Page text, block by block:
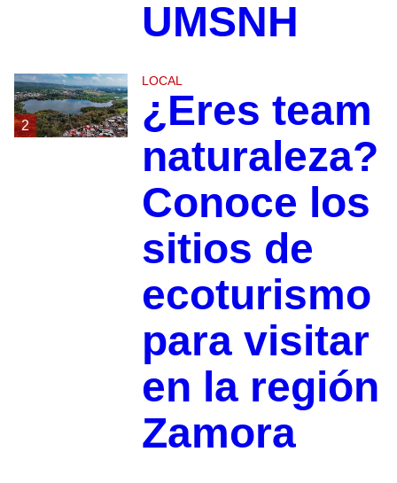
UMSNH
2
LOCAL
¿Eres team
naturaleza?
Conoce los
sitios de
ecoturismo
para visitar
en la región
Zamora